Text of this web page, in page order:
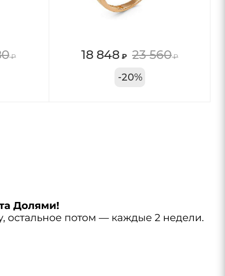
₽ 18 848 ₽ 23 560₽
-20%